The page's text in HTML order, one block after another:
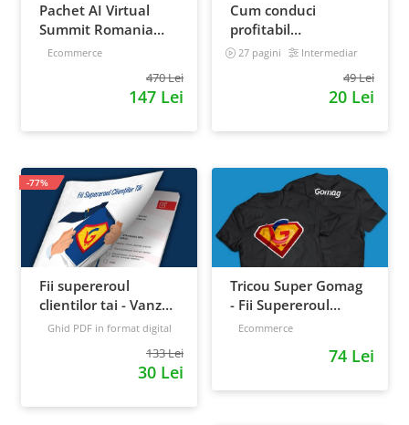
Pachet AI Virtual
Summit Romania
2026: inregistrari +
Ecommerce
470 Lei
147 Lei
Cum conduci
profitabil
convorbirile
27 pagini Intermediar
49 Lei
20 Lei
Fii supereroul
clientilor tai - Vanzari
pe pilot automat
Ghid PDF in format digital
133 Lei
30 Lei
-77%
Tricou Super Gomag
- Fii Supereroul
Clientilor Tai
Ecommerce
74 Lei